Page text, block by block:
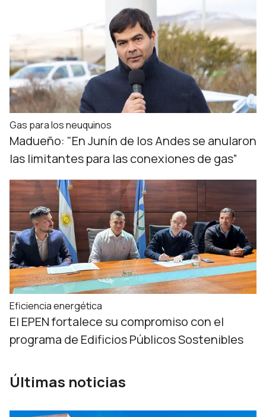
Gas para los neuquinos
Madueño: "En Junín de los Andes se anularon
las limitantes para las conexiones de gas”
Eficiencia energética
El EPEN fortalece su compromiso con el
programa de Edificios Públicos Sostenibles
Últimas noticias